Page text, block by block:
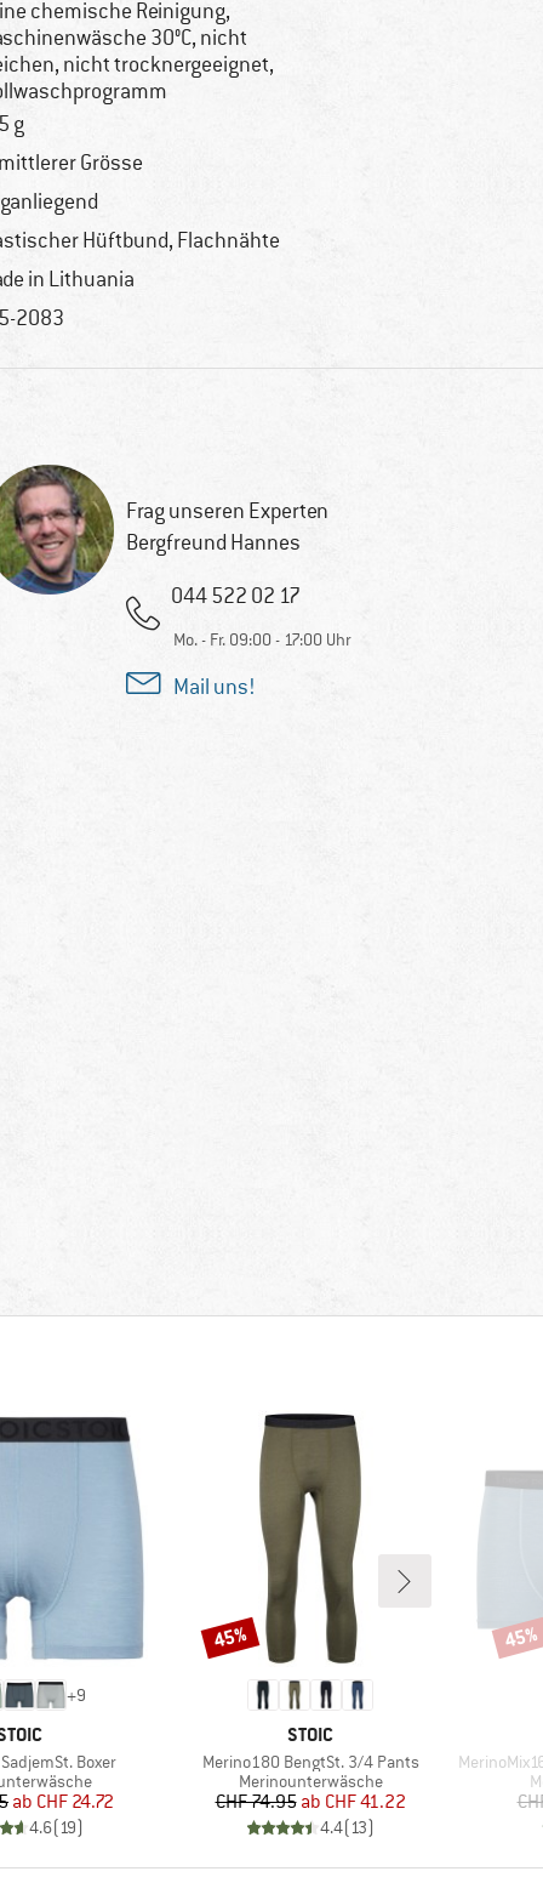
chemische Reinigung,
30°C, nicht
nicht trocknergeeignet,
g
Grösse
Hüftbund, Flachnähte
in Lithuania
2083
Frag unseren Experten
Bergfreund Hannes
044 522 02 17
Mo. - Fr. 09:00 - 17:00 Uhr
Mail uns!
+9
Boxer
Preis
reduzierter Preis
ab CHF 24.72
4.6(19)
MARKE
STOIC
Artikel
Merino180 BengtSt. 3/4 Pants
Produktgruppe
Merinounterwäsche
Preis
CHF 74.95 reduzierter Preis
ab CHF 41.22
4.4(13)
Rabatt
45%
Artikel
45%